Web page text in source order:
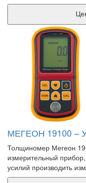
МЕГЕОН 19100 –
Толщиномер Мегеон
измерительный
усилий производить